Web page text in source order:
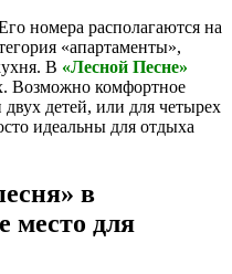
номера располагаются на
«апартаменты»,
В «Лесной Песне»
Возможно комфортное
детей, или для четырех
идеальны для отдыха
в
место для